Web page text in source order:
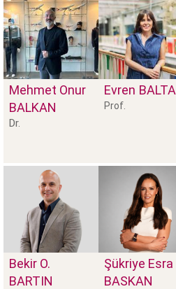
Mehmet Onur
BALKAN
Dr.
Evren BALTA
Prof.
Bekir O.
BARTIN
Şükriye Esra
BASKAN